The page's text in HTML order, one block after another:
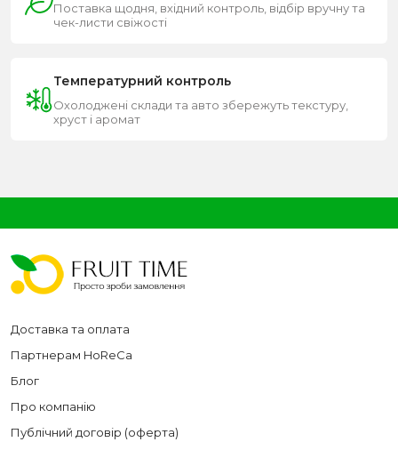
Поставка щодня, вхідний контроль, відбір вручну та
чек-листи свіжості
Температурний контроль
Охолоджені склади та авто збережуть текстуру,
хруст і аромат
Доставка та оплата
Партнерам HoReCa
Блог
Про компанію
Публічний договір (оферта)